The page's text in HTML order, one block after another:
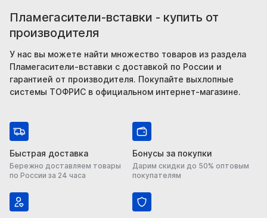
Пламегасители-вставки - купить от
производителя
У нас вы можете найти множество товаров из раздела
Пламегасители-вставки с доставкой по России и
гарантией от производителя. Покупайте выхлопные
системы ТОФРИС в официальном интернет-магазине.
Быстрая доставка
Бережно доставляем товары
по России за 24 часа
Бонусы за покупки
Дарим скидки до 50% оптовым
покупателям